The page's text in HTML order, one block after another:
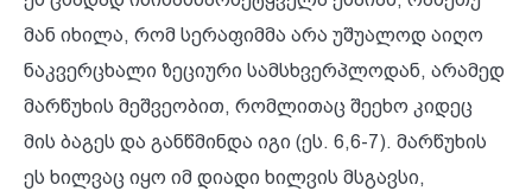
მან იხილა, რომ სერაფიმმა არა უშუალოდ აიღო
ნაკვერცხალი ზეციური სამსხვერპლოდან, არამედ
მარწუხის მეშვეობით, რომლითაც შეეხო კიდეც
მის ბაგეს და განწმინდა იგი (ეს. 6,6-7). მარწუხის
ეს ხილვაც იყო იმ დიადი ხილვის მსგავსი,